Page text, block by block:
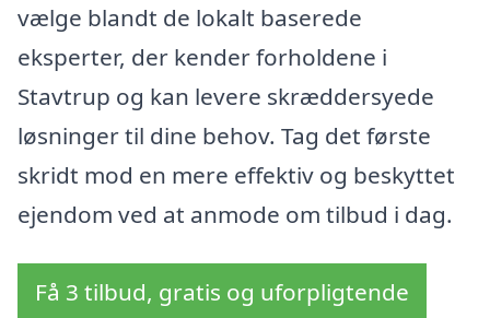
vælge blandt de lokalt baserede
eksperter, der kender forholdene i
Stavtrup og kan levere skræddersyede
løsninger til dine behov. Tag det første
skridt mod en mere effektiv og beskyttet
ejendom ved at anmode om tilbud i dag.
Få 3 tilbud, gratis og uforpligtende